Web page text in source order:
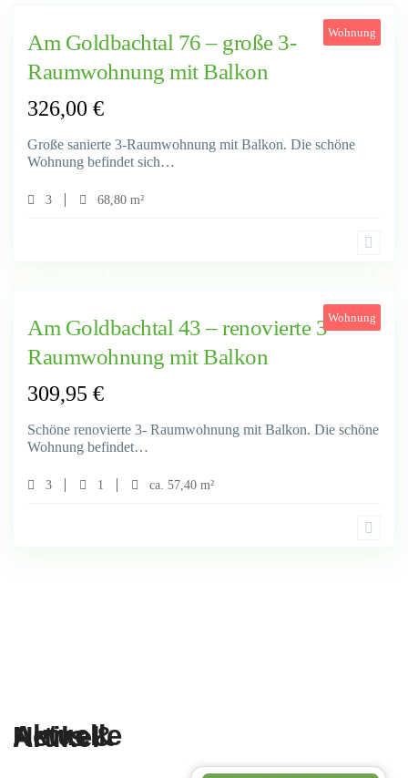
Wohnung
Am Goldbachtal 76 – große 3-
Raumwohnung mit Balkon
326,00 €
Große sanierte 3-Raumwohnung mit Balkon. Die schöne
Wohnung befindet sich…
3 68,80 m²
Wohnung
Am Goldbachtal 43 – renovierte 3-
Raumwohnung mit Balkon
309,95 €
Schöne renovierte 3- Raumwohnung mit Balkon. Die schöne
Wohnung befindet…
3 1 ca. 57,40 m²
Aktuelle News & Artikel